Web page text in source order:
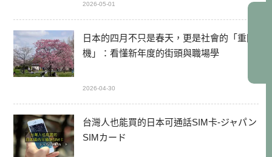
2026-05-01
日本的四月不只是春天，更是社會的「重開
機」：看懂新年度的街頭與職場學
2026-04-30
台灣人也能買的日本可通話SIM卡-ジャパン
SIMカード